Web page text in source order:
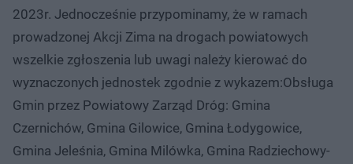
2023r. Jednocześnie przypominamy, że w ramach
prowadzonej Akcji Zima na drogach powiatowych
wszelkie zgłoszenia lub uwagi należy kierować do
wyznaczonych jednostek zgodnie z wykazem:Obsługa
Gmin przez Powiatowy Zarząd Dróg: Gmina
Czernichów, Gmina Gilowice, Gmina Łodygowice,
Gmina Jeleśnia, Gmina Milówka, Gmina Radziechowy-